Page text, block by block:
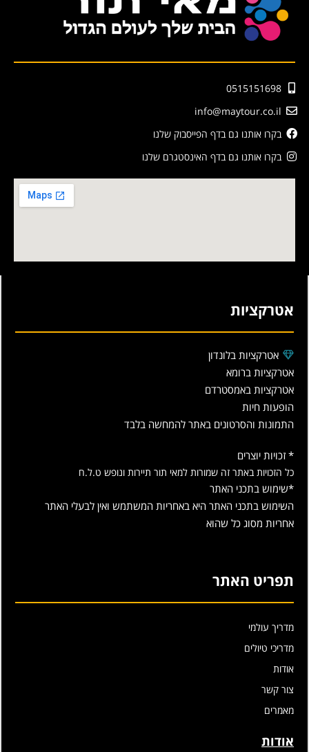
0515151698
info@maytour.co.il
בקרו אותנו גם בדף הפייסבוק שלנו
בקרו אותנו גם בדף האינסטגרם שלנו
אטרקציות
אטרקציות בלונדון
אטרקציות ברומא
אטרקציות באמסטרדם
הופעות חיות
התמונות והסרטונים באתר להמחשה בלבד
* זכויות יוצרים
כל הזכויות באתר זה שמורות למאי תור תיירות ונופש ט.ל.ח
*שימוש בתכני האתר
השימוש בתכני האתר היא באחריות המשתמש ואין לבעלי האתר
אחריות מסוג כל שהוא
תפריט האתר
מדריך עולמי
מדריכי טיולים
אודות
צור קשר
מאמרים
אודות